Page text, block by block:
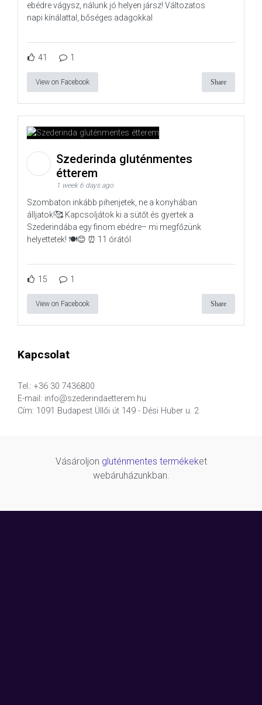
ebédre vágysz, nálunk jó helyen jársz! Változatos
napi kínálattal, bőséges adagokkal
41 1
View on Facebook Share
Szederinda gluténmentes
étterem
1 week 6 days ago
Szombaton inkább pihenjetek, ne a konyhában
álljatok!🥰 Kapcsoljátok ki a sütőt és gyertek a
Szederindába egy finom ebédre– mi megfőzünk
helyettetek! 🍽️😊 ⏰ 11 órától
15 1
View on Facebook Share
Kapcsolat
Tel.: +36 30 7436800
E-mail: info@szederindaetterem.hu
Cím: 1091 Budapest Üllői út 149 - Dési Huber u. 2.
Vásároljon gluténmentes termékeket
webáruházunkban.